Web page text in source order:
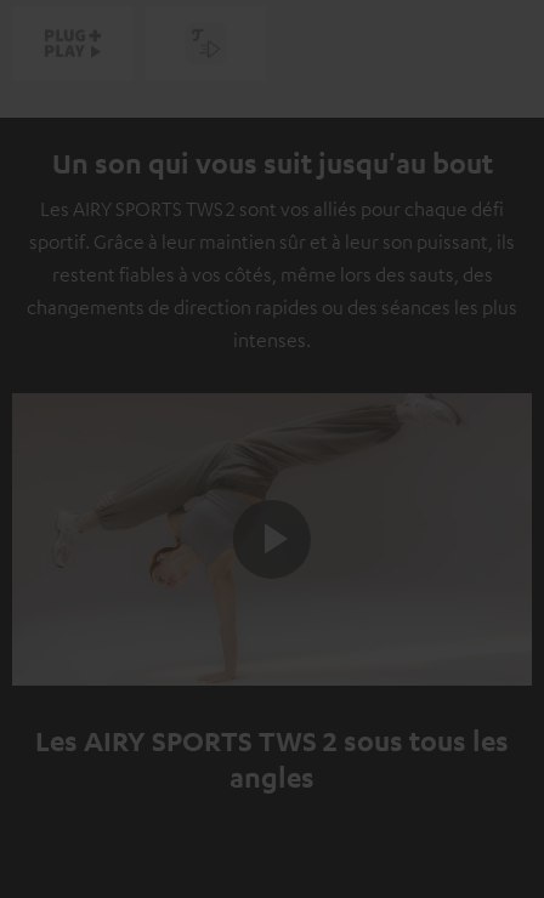
Un son qui vous suit jusqu'au bout
Les AIRY SPORTS TWS 2 sont vos alliés pour chaque défi
sportif. Grâce à leur maintien sûr et à leur son puissant, ils
restent fiables à vos côtés, même lors des sauts, des
changements de direction rapides ou des séances les plus
intenses.
Video
Les AIRY SPORTS TWS 2 sous tous les
angles